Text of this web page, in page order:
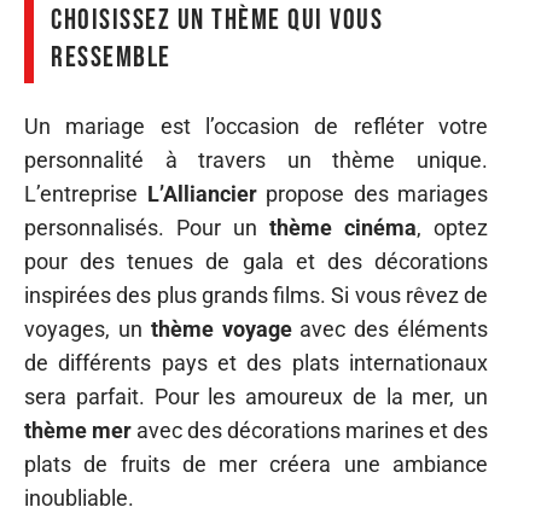
Choisissez un thème qui vous
ressemble
Un mariage est l’occasion de refléter votre
personnalité à travers un thème unique.
L’entreprise L’Alliancierpropose des mariages
personnalisés. Pour un thème cinéma, optez
pour des tenues de gala et des décorations
inspirées des plus grands films. Si vous rêvez de
voyages, un thème voyageavec des éléments
de différents pays et des plats internationaux
sera parfait. Pour les amoureux de la mer, un
thème mer avec des décorations marines et des
plats de fruits de mer créera une ambiance
inoubliable.